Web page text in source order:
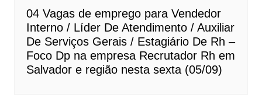
04 Vagas de emprego para Vendedor
Interno / Líder De Atendimento / Auxiliar
De Serviços Gerais / Estagiário De Rh –
Foco Dp na empresa Recrutador Rh em
Salvador e região nesta sexta (05/09)